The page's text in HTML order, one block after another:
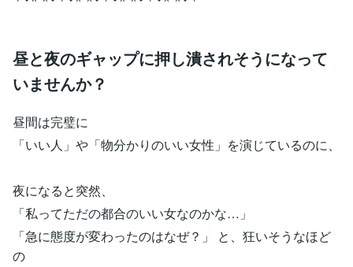
昼と夜のギャップに押し潰されそうになって
いませんか？
昼間は完璧に
「いい人」や「物分かりのいい女性」を演じているのに、
夜になると突然、
「私ってただの都合のいい女なのかな…」
「急に態度が変わったのはなぜ？」 と、狂いそうなほど
の